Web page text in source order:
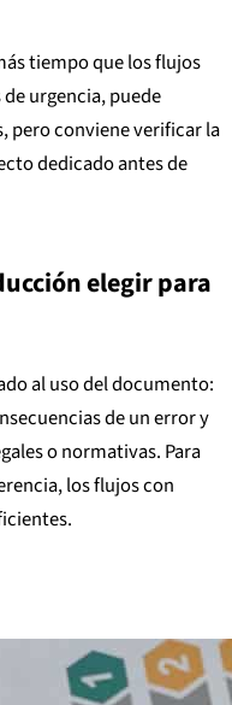
tiempo que los flujos
urgencia, puede
pero conviene verificar la
dedicado antes de
elegir para
al uso del documento:
de un error y
o normativas. Para
los flujos con